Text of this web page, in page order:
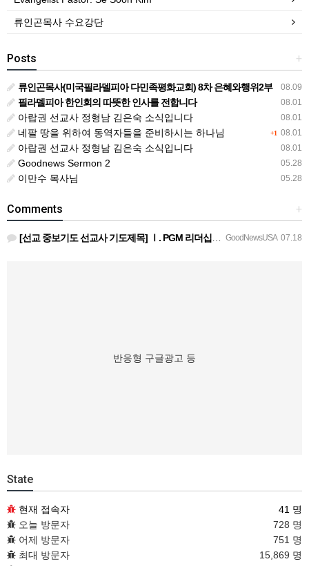
류인곤목사 수요강단
+
Posts
08.09
류인곤목사(미국필라델피아 다민족평화교회) 8차 은혜와행위2부
08.01
필라델피아 한인회의 따뜻한 인사를 전합니다
08.01
아랍권 선교사 정형남 김은숙 소식입니다
+1 08.01
네팔 땅을 위하여 동역자들을 준비하시는 하나님
08.01
아랍권 선교사 정형남 김은숙 소식입니다
05.28
Goodnews Sermon 2
05.28
이만수 목사님
+
Comments
GoodNewsUSA 07.18
[선교 중보기도 선교사 기도제목] Ⅰ. PGM 리더십을 위한 중보기도 호성기 국제대표님과 정책이사진, 본부장…
반응형 구글광고 등
State
현재 접속자
41 명
오늘 방문자
728 명
어제 방문자
751 명
최대 방문자
15,869 명